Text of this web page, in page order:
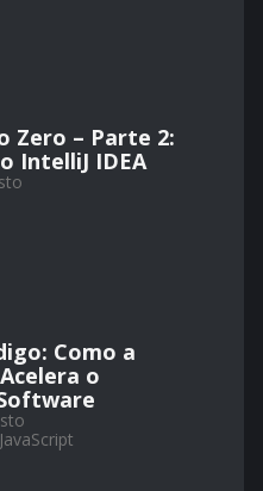
Zero – Parte 2:
IntelliJ IDEA
Como a
o
JavaScript